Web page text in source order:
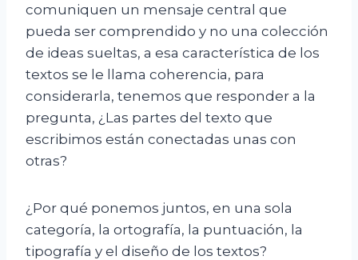
comuniquen un mensaje central que
pueda ser comprendido y no una colección
de ideas sueltas, a esa característica de los
textos se le llama coherencia, para
considerarla, tenemos que responder a la
pregunta, ¿Las partes del texto que
escribimos están conectadas unas con
otras?
¿Por qué ponemos juntos, en una sola
categoría, la ortografía, la puntuación, la
tipografía y el diseño de los textos?